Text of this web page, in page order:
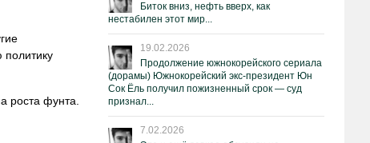
политику
роста фунта.
Биток вниз, нефть вверх, как
нестабилен этот мир...
19.02.2026
Продолжение южнокорейского сериала
(дорамы) Южнокорейский экс-президент Юн
Сок Ёль получил пожизненный срок — суд
признал...
7.02.2026